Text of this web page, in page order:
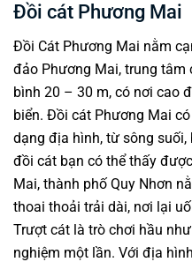
Đồi cát Phương Mai
Đồi Cát Phương Mai nằm
đảo Phương Mai, trung tâm
bình 20 – 30 m, có nơi cao
biển. Đồi cát Phương Mai
dạng địa hình, từ sông
đồi cát bạn có thể thấy
Mai, thành phố Quy Nhơn
thoai thoải trải dài, nơi lại
Trượt cát là trò chơi hầu
nghiệm một lần. Với địa